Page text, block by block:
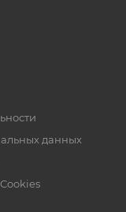
данных